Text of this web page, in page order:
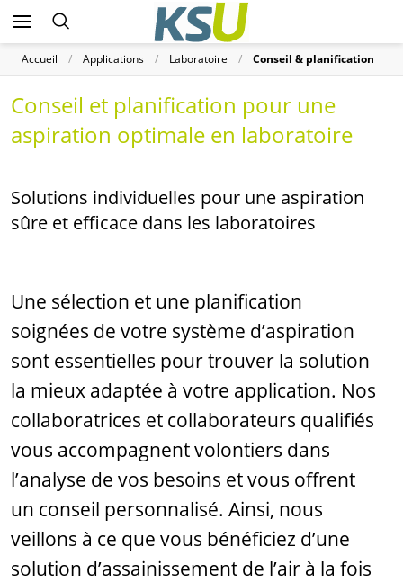
Accueil Applications Laboratoire Conseil & planification
Conseil et planification pour une
aspiration optimale en laboratoire
Solutions individuelles pour une aspiration
sûre et efficace dans les laboratoires
Une sélection et une planification
soignées de votre système d’aspiration
sont essentielles pour trouver la solution
la mieux adaptée à votre application. Nos
collaboratrices et collaborateurs qualifiés
vous accompagnent volontiers dans
l’analyse de vos besoins et vous offrent
un conseil personnalisé. Ainsi, nous
veillons à ce que vous bénéficiez d’une
solution d’assainissement de l’air à la fois